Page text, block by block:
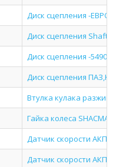
Диск сцепления -ЕВРО
Диск сцепления Shaft-
Диск сцепления -54901
Диск сцепления
Втулка кулака
Гайка колеса SHACMAN
Датчик скорости АКПП
Датчик скорости АКПП